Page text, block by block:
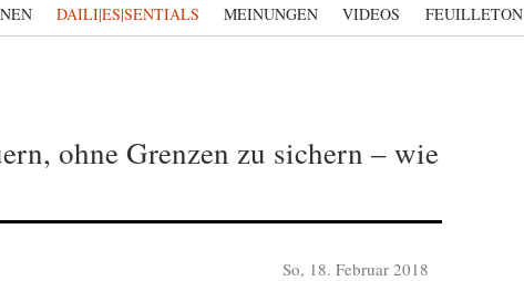
DAILI|ES|SENTIALS MEINUNGEN VIDEOS FEUILLETON
ohne Grenzen zu sichern – wie
So, 18. Februar 2018